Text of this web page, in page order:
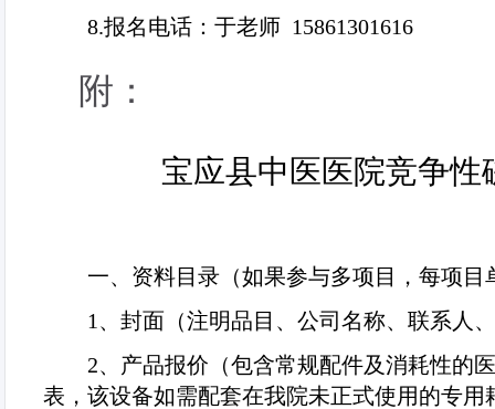
8.报名电话：于老师 15861301616
附：
宝应县中医医院竞争性
一、资料目录（如果参与多项目，每项目
1 、封面（注明品目、公司名称、联系人
2、产品报价（包含常规配件及消耗性的
表，该设备如需配套在我院未正式使用的专